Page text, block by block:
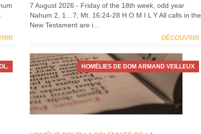
7 August 2026 - Friday of the 18th week, odd year
Nahum 2, 1…7; Mt. 16:24-28 H O M I L Y All calls in the
New Testament are i...
DÉCOUVRIR
HOMÉLIES DE DOM ARMAND VEILLEUX